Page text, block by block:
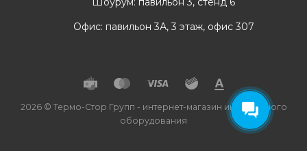
Офис: павильон 3А, 3 этаж, офис 307
2026 © Термо-Стор Групп - интернет-магазин инженерного
оборудования